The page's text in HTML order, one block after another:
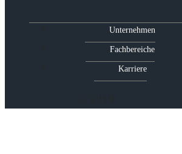
Unternehmen
Fachbereiche
Karriere